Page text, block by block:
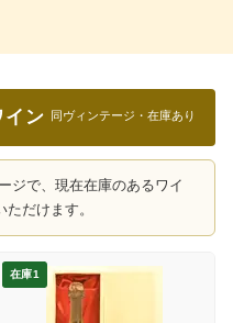
イン 同ヴィンテージ・在庫あり
ジで、現在在庫のあるワイ
だけます。
在庫1